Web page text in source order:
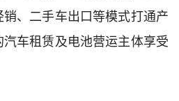
、二手车出口等模式打通产
车租赁及电池营运主体享受